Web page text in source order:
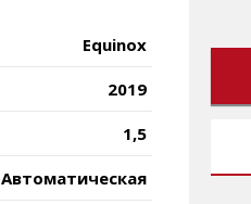
Equinox
2019
1,5
Автоматическая